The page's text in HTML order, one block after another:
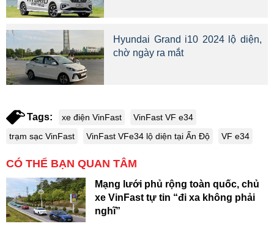
Hyundai Grand i10 2024 lộ diện,
chờ ngày ra mắt
Tags: xe điện VinFast
VinFast VF e34
trạm sạc VinFast
VinFast VFe34 lộ diện tại Ấn Độ VF e34
CÓ THỂ BẠN QUAN TÂM
Mạng lưới phủ rộng toàn quốc, chủ
xe VinFast tự tin “đi xa không phải
nghĩ”